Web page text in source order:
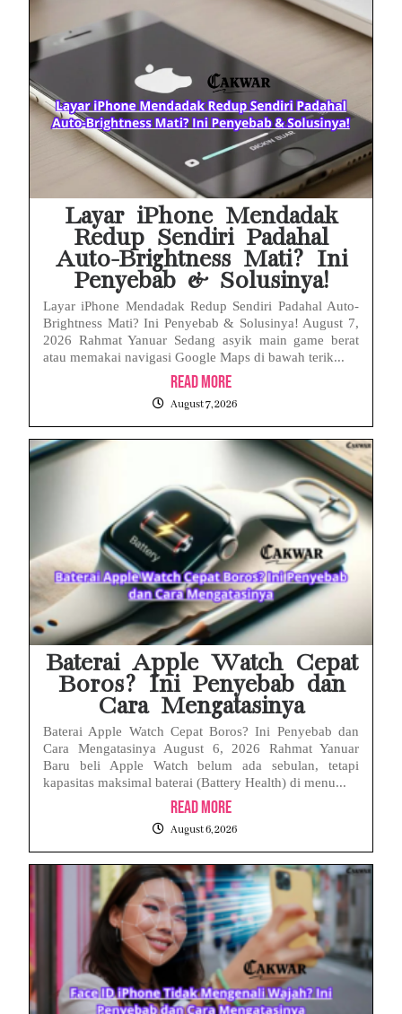
Layar iPhone Mendadak
Redup Sendiri Padahal
Auto-Brightness Mati? Ini
Penyebab & Solusinya!
Layar iPhone Mendadak Redup Sendiri Padahal Auto-
Brightness Mati? Ini Penyebab & Solusinya! August 7,
2026 Rahmat Yanuar Sedang asyik main game berat
atau memakai navigasi Google Maps di bawah terik...
Read More
August 7, 2026
Baterai Apple Watch Cepat
Boros? Ini Penyebab dan
Cara Mengatasinya
Baterai Apple Watch Cepat Boros? Ini Penyebab dan
Cara Mengatasinya August 6, 2026 Rahmat Yanuar
Baru beli Apple Watch belum ada sebulan, tetapi
kapasitas maksimal baterai (Battery Health) di menu...
Read More
August 6, 2026